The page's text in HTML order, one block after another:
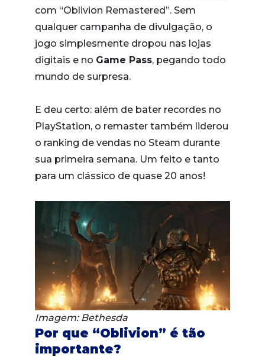
com “Oblivion Remastered”. Sem
qualquer campanha de divulgação, o
jogo simplesmente dropou nas lojas
digitais e no Game Pass, pegando todo
mundo de surpresa.
E deu certo: além de bater recordes no
PlayStation, o remaster também liderou
o ranking de vendas no Steam durante
sua primeira semana. Um feito e tanto
para um clássico de quase 20 anos!
Imagem: Bethesda
Por que “Oblivion” é tão
importante?